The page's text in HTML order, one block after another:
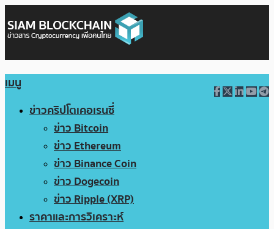
เมนู
ข่าวคริปโตเคอเรนซี่
ข่าว Bitcoin
ข่าว Ethereum
ข่าว Binance Coin
ข่าว Dogecoin
ข่าว Ripple (XRP)
ราคาและการวิเคราะห์